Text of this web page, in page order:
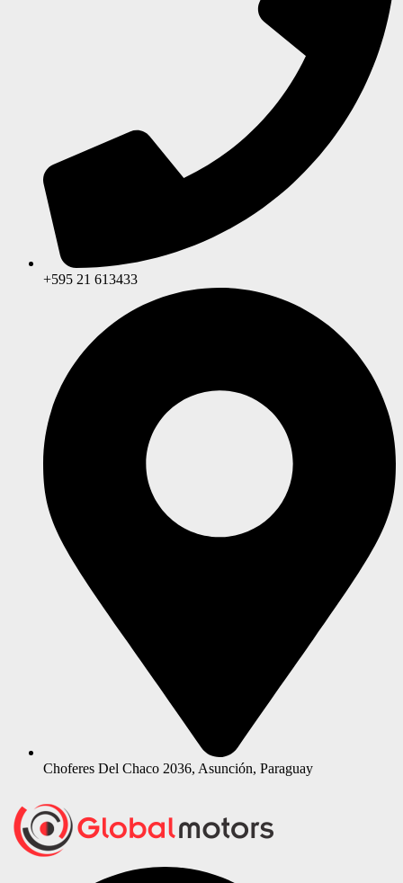
+595 21 613433
Choferes Del Chaco 2036, Asunción, Paraguay